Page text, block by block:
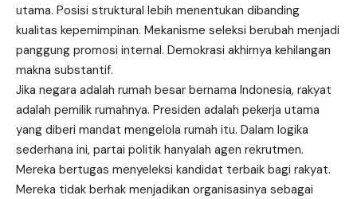
utama. Posisi struktural lebih menentukan dibanding
kualitas kepemimpinan. Mekanisme seleksi berubah menjadi
panggung promosi internal. Demokrasi akhirnya kehilangan
makna substantif.
Jika negara adalah rumah besar bernama Indonesia, rakyat
adalah pemilik rumahnya. Presiden adalah pekerja utama
yang diberi mandat mengelola rumah itu. Dalam logika
sederhana ini, partai politik hanyalah agen rekrutmen.
Mereka bertugas menyeleksi kandidat terbaik bagi rakyat.
Mereka tidak berhak menjadikan organisasinya sebagai